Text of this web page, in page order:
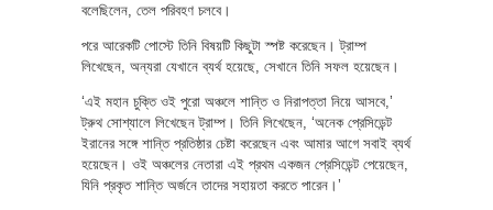
বলেছিলেন, তেল পরিবহণ চলবে।
পরে আরেকটি পোস্টে তিনি বিষয়টি কিছুটা স্পষ্ট করেছেন। ট্রাম্প
লিখেছেন, অন্যরা যেখানে ব্যর্থ হয়েছে, সেখানে তিনি সফল হয়েছেন।
‘এই মহান চুক্তি ওই পুরো অঞ্চলে শান্তি ও নিরাপত্তা নিয়ে আসবে,’
ট্রুথ সোশ্যালে লিখেছেন ট্রাম্প। তিনি লিখেছেন, ‘অনেক প্রেসিডেন্ট
ইরানের সঙ্গে শান্তি প্রতিষ্ঠার চেষ্টা করেছেন এবং আমার আগে সবাই ব্যর্থ
হয়েছেন। ওই অঞ্চলের নেতারা এই প্রথম একজন প্রেসিডেন্ট পেয়েছেন,
যিনি প্রকৃত শান্তি অর্জনে তাদের সহায়তা করতে পারেন।’